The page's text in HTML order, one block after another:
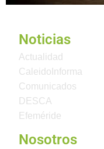
Noticias
Actualidad
CaleidoInforma
Comunicados
DESCA
Efeméride
Nosotros